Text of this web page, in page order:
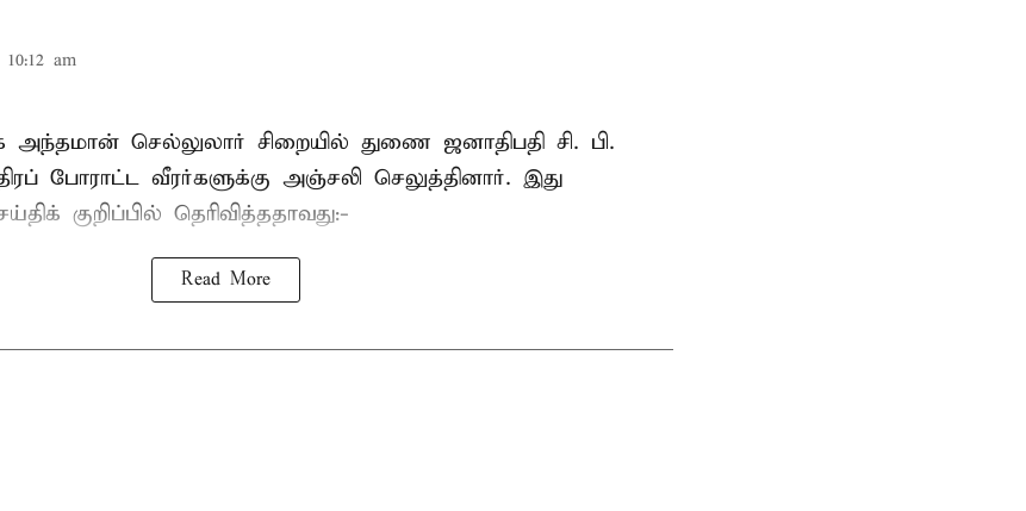
am
அந்தமான் செல்லுலார் சிறையில் துணை ஜனாதிபதி சி. பி.
போராட்ட வீரர்களுக்கு அஞ்சலி செலுத்தினார். இது
குறிப்பில் தெரிவித்ததாவது:-
Read More